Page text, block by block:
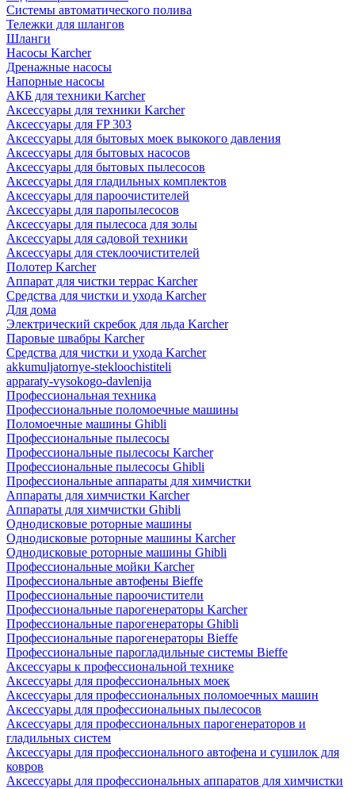
Системы автоматического полива
Тележки для шлангов
Шланги
Насосы Karcher
Дренажные насосы
Напорные насосы
АКБ для техники Karcher
Аксессуары для техники Karcher
Аксессуары для FP 303
Аксессуары для бытовых моек выкокого давления
Аксессуары для бытовых насосов
Аксессуары для бытовых пылесосов
Аксессуары для гладильных комплектов
Аксессуары для пароочистителей
Аксессуары для паропылесосов
Аксессуары для пылесоса для золы
Аксессуары для садовой техники
Аксессуары для стеклоочистителей
Полотер Karcher
Аппарат для чистки террас Karcher
Средства для чистки и ухода Karcher
Для дома
Электрический скребок для льда Karcher
Паровые швабры Karcher
Средства для чистки и ухода Karcher
akkumuljatornye-stekloochistiteli
apparaty-vysokogo-davlenija
Профессиональная техника
Профессиональные поломоечные машины
Поломоечные машины Ghibli
Профессиональные пылесосы
Профессиональные пылесосы Karcher
Профессиональные пылесосы Ghibli
Профессиональные аппараты для химчистки
Аппараты для химчистки Karcher
Аппараты для химчистки Ghibli
Однодисковые роторные машины
Однодисковые роторные машины Karcher
Однодисковые роторные машины Ghibli
Профессиональные мойки Karcher
Профессиональные автофены Bieffe
Профессиональные пароочистители
Профессиональные парогенераторы Karcher
Профессиональные парогенераторы Ghibli
Профессиональные парогенераторы Bieffe
Профессиональные парогладильные системы Bieffe
Аксессуары к профессиональной технике
Аксессуары для профессиональных моек
Аксессуары для профессиональных поломоечных машин
Аксессуары для профессиональных пылесосов
Аксессуары для профессиональных парогенераторов и
гладильных систем
Аксессуары для профессионального автофена и сушилок для
ковров
Аксессуары для профессиональных аппаратов для химчистки